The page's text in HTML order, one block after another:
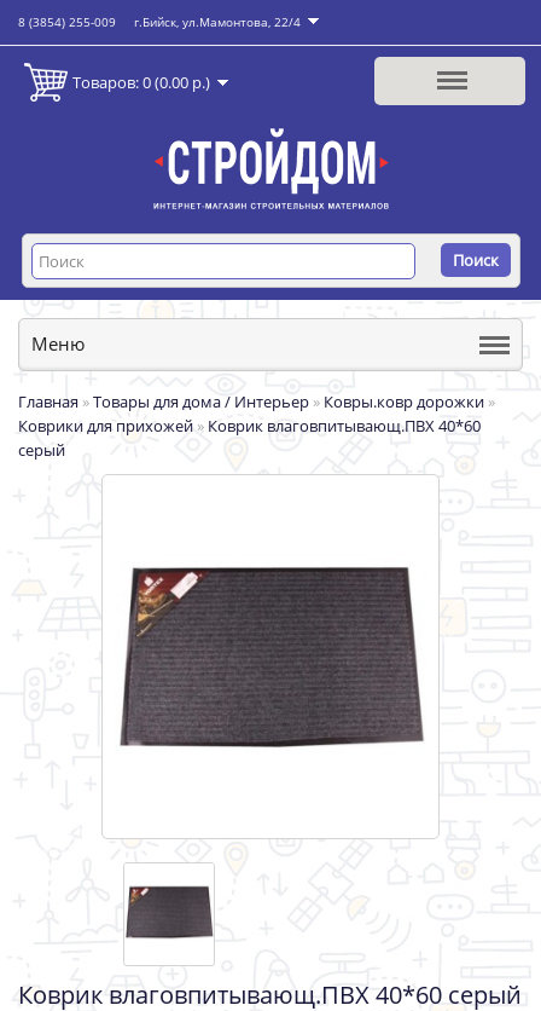
8 (3854) 255-009 г.Бийск, ул.Мамонтова, 22/4
Товаров: 0 (0.00 р.)
Поиск
Меню
Главная »Товары для дома / Интерьер » Ковры.ковр дорожки »
Коврики для прихожей » Коврик влаговпитывающ.ПВХ 40*60
серый
Коврик влаговпитывающ.ПВХ 40*60 серый